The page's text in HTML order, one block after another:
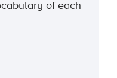
of each